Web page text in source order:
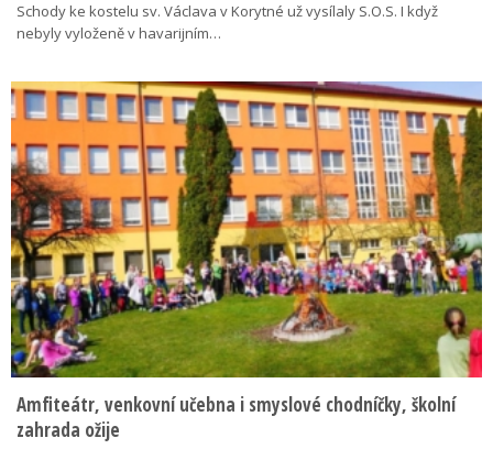
Schody ke kostelu sv. Václava v Korytné už vysílaly S.O.S. I když
nebyly vyloženě v havarijním…
Amfiteátr, venkovní učebna i smyslové chodníčky, školní
zahrada ožije